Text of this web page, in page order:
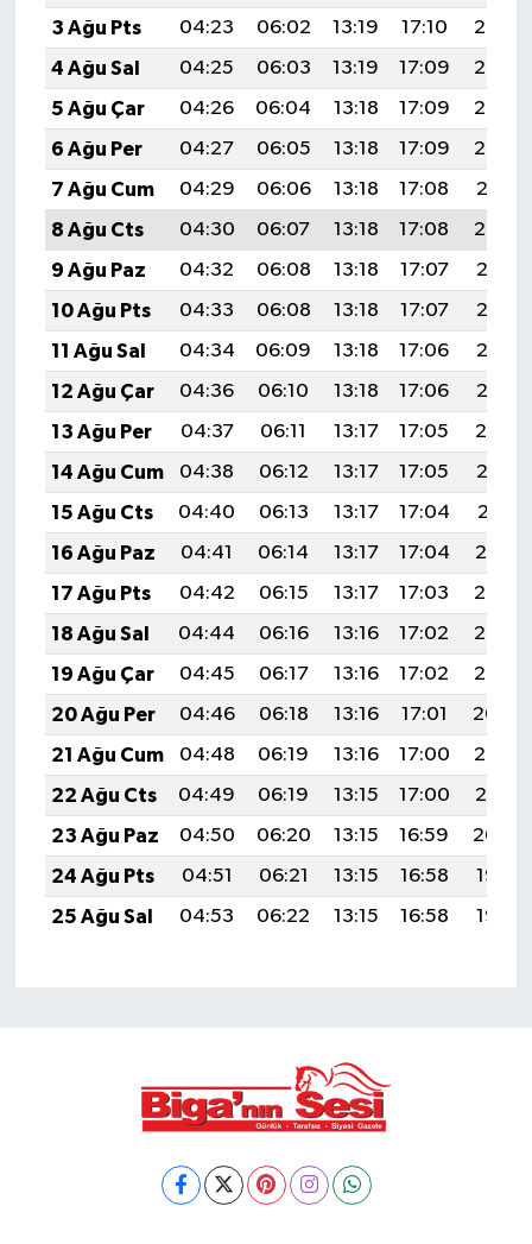
3 Ağu Pts
04:23 06:02 13:19 17:10
20:25
4 Ağu Sal
04:25 06:03 13:19 17:09
20:24
5 Ağu Çar
04:26 06:04 13:18 17:09
20:23
6 Ağu Per
04:27 06:05 13:18 17:09
20:22
7 Ağu Cum
04:29 06:06 13:18 17:08
20:21
8 Ağu Cts
04:30 06:07 13:18 17:08
20:20
9 Ağu Paz
04:32 06:08 13:18 17:07
20:18
10 Ağu Pts
04:33 06:08 13:18 17:07
20:17
11 Ağu Sal
04:34 06:09 13:18 17:06
20:16
12 Ağu Çar
04:36 06:10 13:18 17:06
20:15
13 Ağu Per
04:37 06:11 13:17 17:05
20:14
14 Ağu Cum
04:38 06:12 13:17 17:05
20:12
15 Ağu Cts
04:40 06:13 13:17 17:04
20:11
16 Ağu Paz
04:41 06:14 13:17 17:04
20:10
17 Ağu Pts
04:42 06:15 13:17 17:03
20:08
18 Ağu Sal
04:44 06:16 13:16 17:02
20:07
19 Ağu Çar
04:45 06:17 13:16 17:02
20:06
20 Ağu Per
04:46 06:18 13:16 17:01
20:04
21 Ağu Cum
04:48 06:19 13:16 17:00
20:03
22 Ağu Cts
04:49 06:19 13:15 17:00
20:01
23 Ağu Paz
04:50 06:20 13:15 16:59
20:00
24 Ağu Pts
04:51 06:21 13:15 16:58
19:58
25 Ağu Sal
04:53 06:22 13:15 16:58 19:57